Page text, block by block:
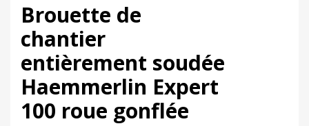
Brouette de
chantier
entièrement soudée
Haemmerlin Expert
100 roue gonflée